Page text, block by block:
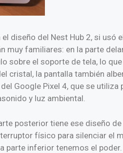
diseño del Nest Hub 2, si
muy familiares: en la parte
sobre el soporte de tela, lo
cristal, la pantalla también
Google Pixel 4, que se
y luz ambiental.
posterior tiene ese diseño
físico para silenciar el
parte inferior tenemos el poder.